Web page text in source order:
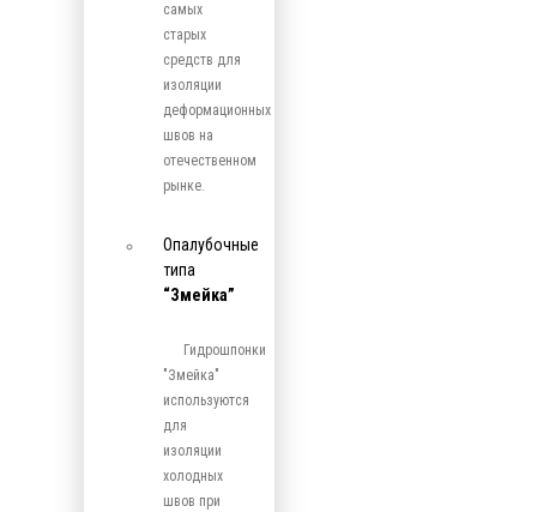
самых
старых
средств для
изоляции
деформационных
швов на
отечественном
рынке.
Опалубочные
типа
“Змейка”
Гидрошпонки
"Змейка"
используются
для
изоляции
холодных
швов при